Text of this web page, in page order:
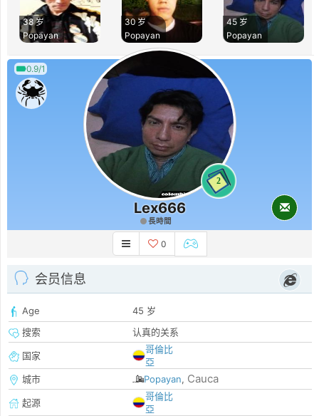
38 岁
Popayan
30 岁
Popayan
45 岁
Popayan
0.9/1
2
Lex666
長時間
0
会员信息
Age
45 岁
搜索
认真的关系
国家
哥倫比
亞
城市
Popayan, Cauca
起源
哥倫比
亞